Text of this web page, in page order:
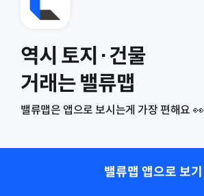
역시 토지·건물
거래는 밸류맵
밸류맵은 앱으로 보시는게 가장 편해요 👀
밸류맵 앱으로 보기